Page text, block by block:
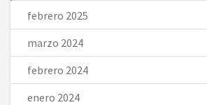
febrero 2025
marzo 2024
febrero 2024
enero 2024